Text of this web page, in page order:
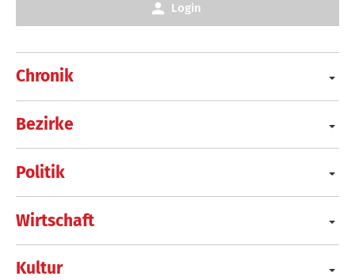
Chronik
Bezirke
Politik
Wirtschaft
Kultur
Login